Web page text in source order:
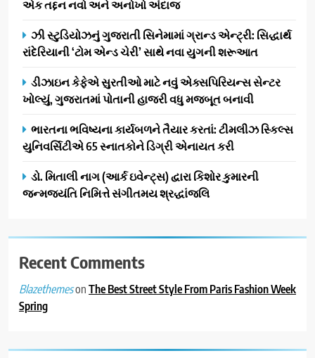
સફળતાપૂર્વક યોજાયો
ગેટ સેટ ગો રિવ્યુ: ગુજરાતી
સિનેમામાં એક્શન અને રોમાંચનો
અંદાજ
ENTERTAINMENT
ઝી સ્ટુડિયોઝનું ગુજરાતી સિનેમામાં
ગ્રાન્ડ એન્ટ્રી: સિદ્ધાર્થ રાંદેરિયાની
શરૂઆત
એક્સપિરિયન્સ સેન્ટર ખોલ્યું,
ગુજરાતમાં પોતાની હાજરી વધુ
મજબૂત બનાવી
BUSINESS
4
યુનિવર્સિટીએ 65 સ્નાતકોને ડિગ્રી
EDUCATION
એક તદ્દન નવો અને અનોખો અંદાજ
ઝી સ્ટુડિયોઝનું ગુજરાતી સિનેમામાં ગ્રાન્ડ એન્ટ્રી: સિદ્ધાર્થ
રાંદેરિયાની ‘ટોમ એન્ડ ચેરી’ સાથે નવા યુગની શરૂઆત
ડીઝાઇન કેફેએ સુરતીઓ માટે નવું એક્સપિરિયન્સ સેન્ટર
ખોલ્યું, ગુજરાતમાં પોતાની હાજરી વધુ મજબૂત બનાવી
ભારતના ભવિષ્યના કાર્યબળને તૈયાર કરતાં: ટીમલીઝ સ્કિલ્સ
યુનિવર્સિટીએ 65 સ્નાતકોને ડિગ્રી એનાયત કરી
ડો. મિતાલી નાગ (આર્ક ઇવેન્ટ્સ) દ્વારા કિશોર કુમારની
જન્મજયંતિ નિમિત્તે સંગીતમય શ્રદ્ધાંજલિ
Recent Comments
BlazethemesonThe Best Street Style From Paris Fashion Week
Spring